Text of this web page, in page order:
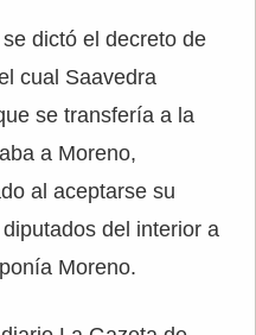
dictó el decreto de
cual Saavedra
se transfería a la
a Moreno,
al aceptarse su
del interior a
Moreno.